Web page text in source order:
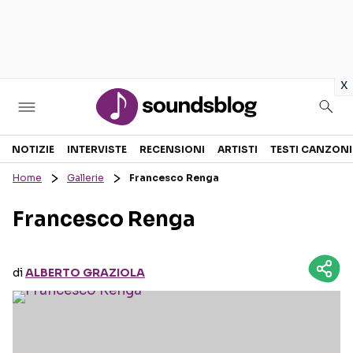
x
Sezioni
RECENSIONI MUSICALI
GOSSIP E CURIOSITÀ
TESTI CANZONI
NOTIZIE INTERVISTE RECENSIONI ARTISTI TESTI CANZONI
Home Gallerie Francesco Renga
Francesco Renga
diALBERTO GRAZIOLA